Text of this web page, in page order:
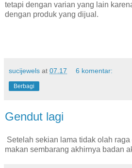
tetapi dengan varian yang lain
dengan produk yang dijual.
sucijewels at 07.17 6 komentar:
Berbagi
Gendut lagi
Setelah sekian lama tidak olah
makan sembarang akhirnya badan